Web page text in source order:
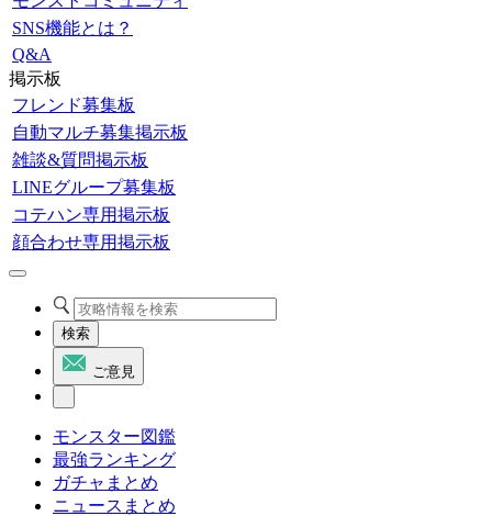
SNS機能とは？
Q&A
掲示板
フレンド募集板
自動マルチ募集掲示板
雑談&質問掲示板
LINEグループ募集板
コテハン専用掲示板
顔合わせ専用掲示板
検索
ご意見
モンスター図鑑
最強ランキング
ガチャまとめ
ニュースまとめ